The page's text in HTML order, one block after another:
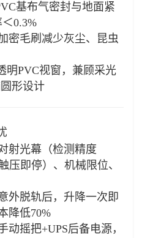
基布气密封与地面紧
0.3%
密毛刷减少灰尘、昆虫
明PVC视窗，兼顾采光
形设计
射光幕（检测精度
压即停）、机械限位、
外脱轨后，升降一次即
降低70%
动摇把+UPS后备电源，